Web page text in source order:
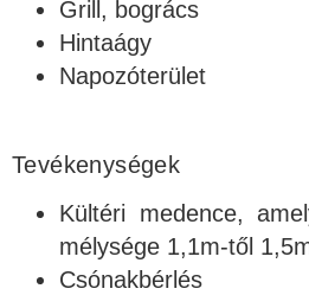
Grill, bogrács
Hintaágy
Napozóterület
Tevékenységek
Kültéri medence,
mélysége 1,1m-től
Csónakbérlés